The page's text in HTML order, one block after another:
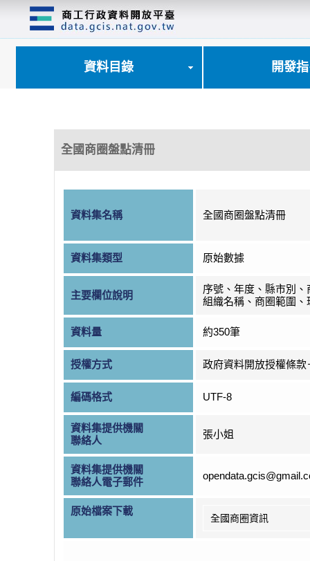
資料目錄 開發
全國商圈盤點清冊
資料集名稱 全國商圈盤點清冊
資料集類型 原始數據
主要欄位說明
序號、年度、縣市別
組織名稱、商圈範圍、
資料量 約350筆
授權方式 政府資料開放授權條款
編碼格式 UTF-8
資料集提供機關
聯絡人
張小姐
資料集提供機關
聯絡人電子郵件
原始檔案下載
全國商圈資訊